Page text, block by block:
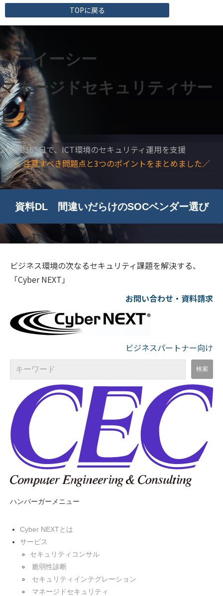
TOPに戻る
シーイーシー
マネージドセキュリティサー
ビス
24時間365日で、ICT環境のセキュリティ運用を支援
＼ 注意すべき問題点と3つのポイントをまとめました／
資料DL 間違いだらけのSOCベンダー選び
ビジネス環境の次なるセキュリティ課題を解決する、
「Cyber NEXT」
お問い合わせ・資料請求
ビジネスパートナー向け
ハンバーガーメニュー
Cyber NEXTとは
サービス
セキュリティコンサル
脆弱性診断
セキュリティインテグレーション
マネージドセキュリティ